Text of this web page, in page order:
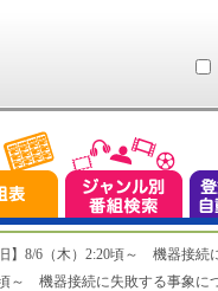
】8/6（木）2:20頃～ 機器接続
頃～ 機器接続に失敗する事象に